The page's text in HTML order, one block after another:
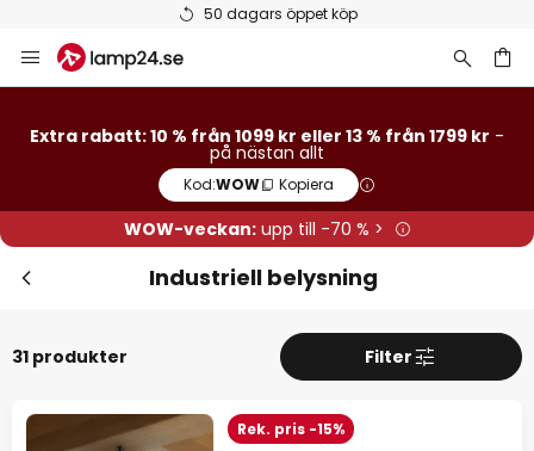
Betygsatt som 'Bra' på Trustpilot
Hoppa
till
Extra rabatt: 10 % från 1099 kr eller 13 % från 1799 kr -
på nästan allt
Kod:WOW Kopiera
WOW-veckan:upp till -70 % >
Industriell belysning
31 produkter Filter
Rek. pris -15%
10 % rabattfrån 1099 kr
på nästan allt*
Kod:WOW Kopiera
*exkluderade varumärken